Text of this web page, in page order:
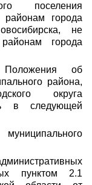
поселения
районам города
не
города
об
района,
округа
в следующей
пунктом 2.1